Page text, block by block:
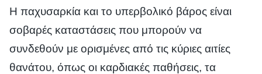
Η παχυσαρκία και το υπερβολικό βάρος είναι
σοβαρές καταστάσεις που μπορούν να
συνδεθούν με ορισμένες από τις κύριες αιτίες
θανάτου, όπως οι καρδιακές παθήσεις, τα